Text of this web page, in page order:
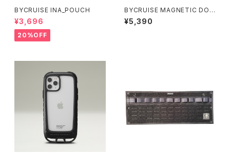
BYCRUISE INA_POUCH
¥3,696
20%OFF
BYCRUISE MAGNETIC DOG
COLLER (XS・S)
¥5,390